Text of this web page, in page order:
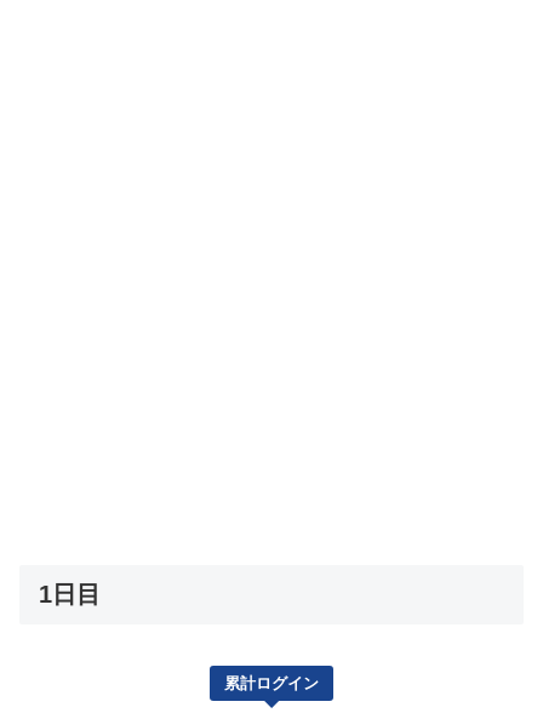
1日目
累計ログイン